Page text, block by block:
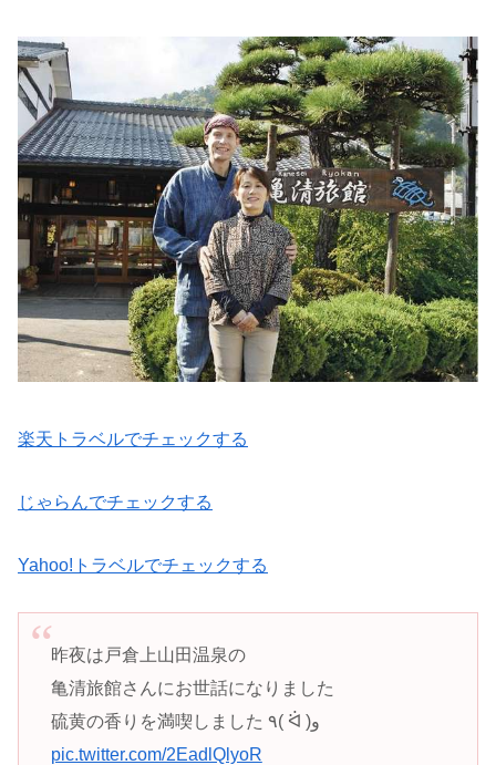
楽天トラベルでチェックする
じゃらんでチェックする
Yahoo!トラベルでチェックする
昨夜は戸倉上山田温泉の
亀清旅館さんにお世話になりました
硫黄の香りを満喫しました ٩( ᐛ )و
pic.twitter.com/2EadlQlyoR